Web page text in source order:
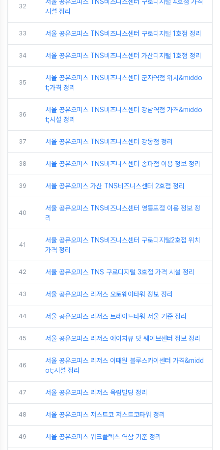
32
서울 공유오피스 TNS비즈니스센터 구로디지털 4호점 가격
시설 정리
33 서울 공유오피스 TNS비즈니스센터 구로디지털 1호점 정리
34 서울 공유오피스 TNS비즈니스센터 가산디지털 1호점 정리
35
서울 공유오피스 TNS비즈니스센터 군자역점 위치&middo
t;가격 정리
36
서울 공유오피스 TNS비즈니스센터 강남역점 가격&middo
t;시설 정리
37 서울 공유오피스 TNS비즈니스센터 강동점 정리
38 서울 공유오피스 TNS비즈니스센터 송파점 이용 정보 정리
39 서울 공유오피스 가산 TNS비즈니스센터 2호점 정리
40
서울 공유오피스 TNS비즈니스센터 영등포점 이용 정보 정
리
41
서울 공유오피스 TNS비즈니스센터 구로디지털2호점 위치
가격 정리
42 서울 공유오피스 TNS 구로디지털 3호점 가격 시설 정리
43 서울 공유오피스 리저스 오토웨이타워 정보 정리
44 서울 공유오피스 리저스 트레이드타워 서울 기준 정리
45 서울 공유오피스 리저스 에이치큐 닷 웨이브센터 정보 정리
46
서울 공유오피스 리저스 이태원 블루스카이센터 가격&midd
ot;시설 정리
47 서울 공유오피스 리저스 옥림빌딩 정리
48 서울 공유오피스 저스트코 저스트코타워 정리
49 서울 공유오피스 워크플렉스 역삼 기준 정리